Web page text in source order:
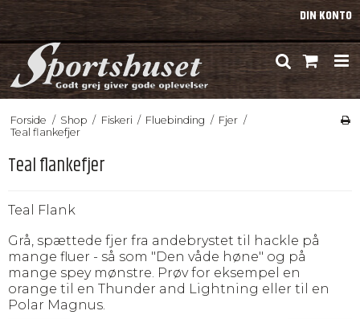
DIN KONTO
Forside / Shop / Fiskeri / Fluebinding / Fjer /
Teal flankefjer
Teal flankefjer
Teal Flank
Grå, spættede fjer fra andebrystet til hackle på
mange fluer - så som "Den våde høne" og på
mange spey mønstre. Prøv for eksempel en
orange til en Thunder and Lightning eller til en
Polar Magnus.